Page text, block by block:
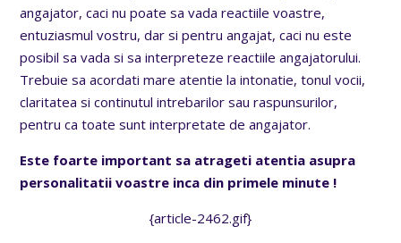
angajator, caci nu poate sa vada reactiile voastre,
entuziasmul vostru, dar si pentru angajat, caci nu este
posibil sa vada si sa interpreteze reactiile angajatorului.
Trebuie sa acordati mare atentie la intonatie, tonul vocii,
claritatea si continutul intrebarilor sau raspunsurilor,
pentru ca toate sunt interpretate de angajator.
Este foarte important sa atrageti atentia asupra
personalitatii voastre inca din primele minute !
{article-2462.gif}